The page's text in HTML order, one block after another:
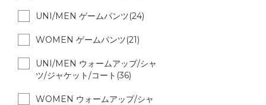
UNI/MEN ゲームパンツ(24)
WOMEN ゲームパンツ(21)
UNI/MEN ウォームアップ/シャ
ツ/ジャケット/コート(36)
WOMEN ウォームアップ/シャ